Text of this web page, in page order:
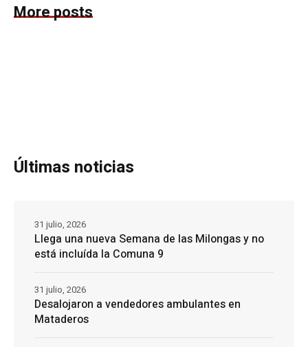
More posts
Últimas noticias
Llega una nueva Semana de las Milongas y no
está incluída la Comuna 9
31 julio, 2026
Desalojaron a vendedores ambulantes en
Mataderos
31 julio, 2026